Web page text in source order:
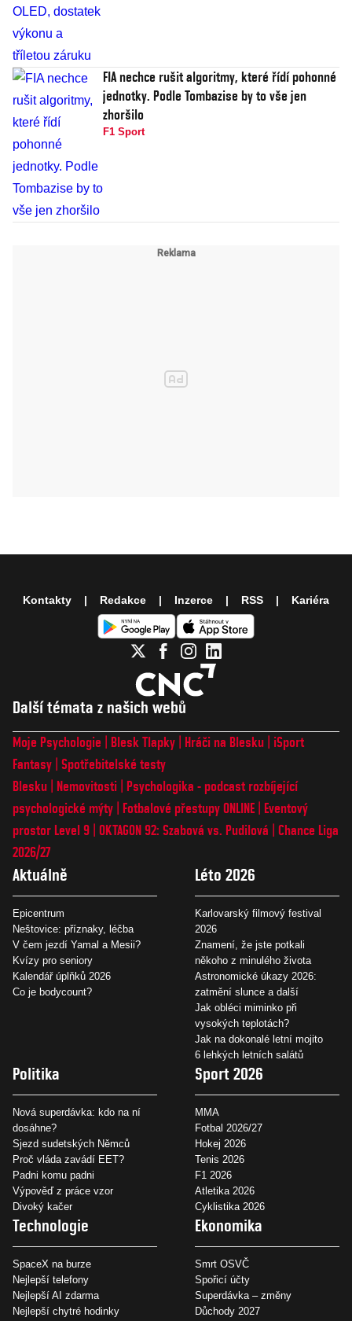
FIA nechce rušit algoritmy, které řídí pohonné
jednotky. Podle Tombazise by to vše jen
zhoršilo
F1 Sport
Další témata z našich webů
Moje Psychologie Blesk Tlapky Hráči na Blesku
iSport
Fantasy Spotřebitelské testy
Blesku
Nemovitosti
Psychologika - podcast rozbíjející
psychologické mýty
Fotbalové přestupy ONLINE
Eventový
prostor Level 9 OKTAGON 92: Szabová vs. Pudilová
Chance Liga
2026/27
Aktuálně
Epicentrum
Neštovice: příznaky, léčba
V čem jezdí Yamal a Mesii?
Kvízy pro seniory
Kalendář úplňků 2026
Co je bodycount?
Léto 2026
Karlovarský filmový festival
2026
Znamení, že jste potkali
někoho z minulého života
Astronomické úkazy 2026:
zatmění slunce a další
Jak obléci miminko při
vysokých teplotách?
Jak na dokonalé letní mojito
6 lehkých letních salátů
Politika
Nová superdávka: kdo na ní
dosáhne?
Sjezd sudetských Němců
Proč vláda zavádí EET?
Padni komu padni
Výpověď z práce vzor
Divoký kačer
Sport 2026
MMA
Fotbal 2026/27
Hokej 2026
Tenis 2026
F1 2026
Atletika 2026
Cyklistika 2026
Technologie
SpaceX na burze
Nejlepší telefony
Nejlepší AI zdarma
Nejlepší chytré hodinky
Ekonomika
Smrt OSVČ
Spořicí účty
Superdávka – změny
Důchody 2027
Kontakty Redakce Inzerce RSS Kariéra